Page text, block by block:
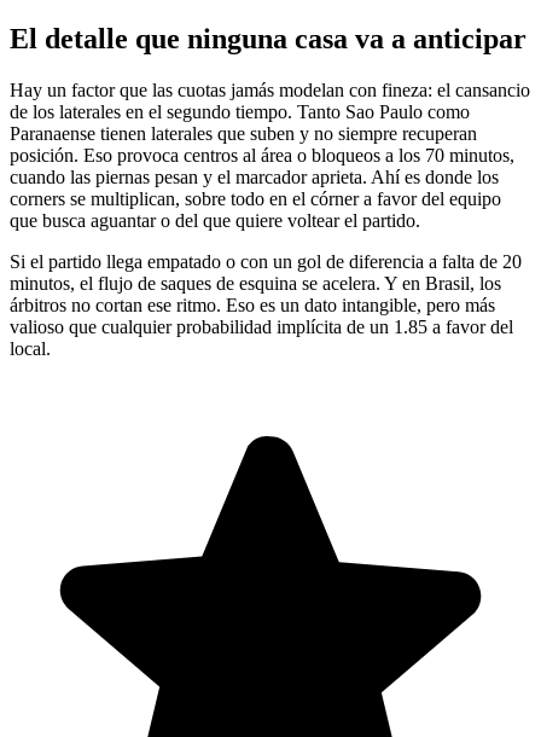
El detalle que ninguna casa va a anticipar
Hay un factor que las cuotas jamás modelan con fineza: el cansancio
de los laterales en el segundo tiempo. Tanto Sao Paulo como
Paranaense tienen laterales que suben y no siempre recuperan
posición. Eso provoca centros al área o bloqueos a los 70 minutos,
cuando las piernas pesan y el marcador aprieta. Ahí es donde los
corners se multiplican, sobre todo en el córner a favor del equipo
que busca aguantar o del que quiere voltear el partido.
Si el partido llega empatado o con un gol de diferencia a falta de 20
minutos, el flujo de saques de esquina se acelera. Y en Brasil, los
árbitros no cortan ese ritmo. Eso es un dato intangible, pero más
valioso que cualquier probabilidad implícita de un 1.85 a favor del
local.